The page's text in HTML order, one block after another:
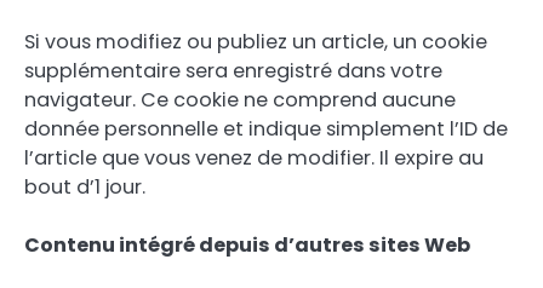
Si vous modifiez ou publiez un article, un cookie
supplémentaire sera enregistré dans votre
navigateur. Ce cookie ne comprend aucune
donnée personnelle et indique simplement l’ID de
l’article que vous venez de modifier. Il expire au
bout d’1 jour.
Contenu intégré depuis d’autres sites Web